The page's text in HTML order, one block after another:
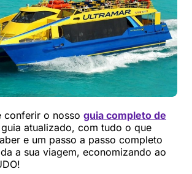
conferir o nosso guia completo de
atualizado, com tudo o que
e um passo a passo completo
a sua viagem, economizando ao